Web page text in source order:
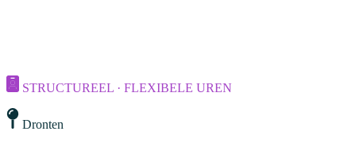
STRUCTUREEL · FLEXIBELE UREN
Dronten